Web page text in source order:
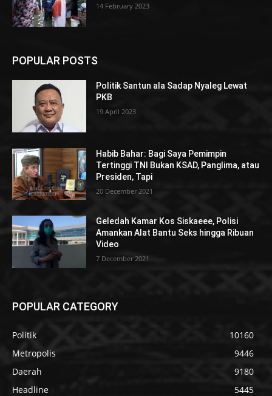
14 February 2023
POPULAR POSTS
Politik Santun ala Sadap Nyaleg Lewat
PKB
19 April 2023
Habib Bahar: Bagi Saya Pemimpin
Tertinggi TNI Bukan KSAD, Panglima, atau
Presiden, Tapi
20 December 2021
Geledah Kamar Kos Siskaeee, Polisi
Amankan Alat Bantu Seks hingga Ribuan
Video
7 December 2021
POPULAR CATEGORY
Politik
10160
Metropolis
9446
Daerah
9180
Headline
5445